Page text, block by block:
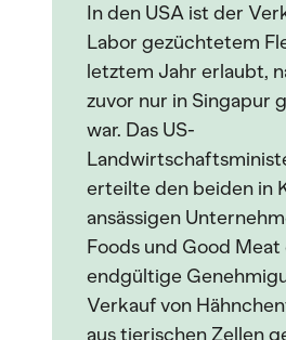
In den USA ist der
Labor gezüchtetem
letztem Jahr erlaubt,
zuvor nur in Singapur
war. Das US-
erteilte den beiden in
ansässigen
Foods und Good Meat
endgültige
Verkauf von
aus tierischen Zellen